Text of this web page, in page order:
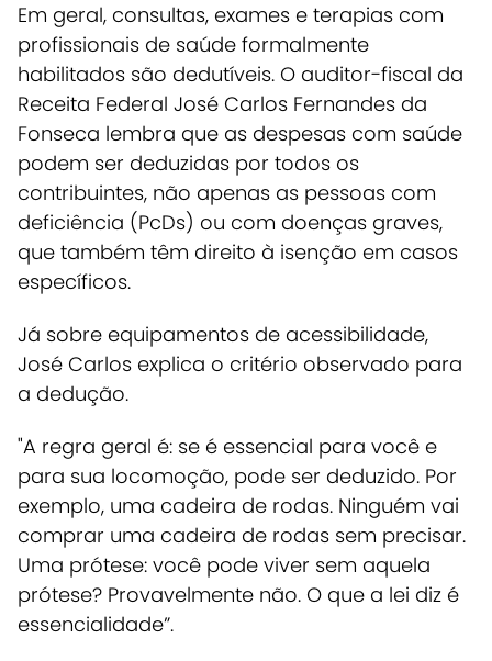
Em geral, consultas, exames e terapias com
profissionais de saúde formalmente
habilitados são dedutíveis. O auditor-fiscal da
Receita Federal José Carlos Fernandes da
Fonseca lembra que as despesas com saúde
podem ser deduzidas por todos os
contribuintes, não apenas as pessoas com
deficiência (PcDs) ou com doenças graves,
que também têm direito à isenção em casos
específicos.
Já sobre equipamentos de acessibilidade,
José Carlos explica o critério observado para
a dedução.
"A regra geral é: se é essencial para você e
para sua locomoção, pode ser deduzido. Por
exemplo, uma cadeira de rodas. Ninguém vai
comprar uma cadeira de rodas sem precisar.
Uma prótese: você pode viver sem aquela
prótese? Provavelmente não. O que a lei diz é
essencialidade”.